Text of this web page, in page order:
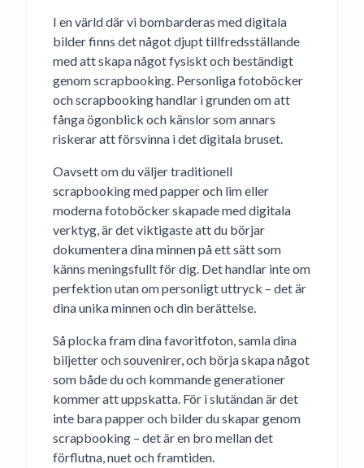
I en värld där vi bombarderas med digitala
bilder finns det något djupt tillfredsställande
med att skapa något fysiskt och beständigt
genom scrapbooking. Personliga fotoböcker
och scrapbooking handlar i grunden om att
fånga ögonblick och känslor som annars
riskerar att försvinna i det digitala bruset.
Oavsett om du väljer traditionell
scrapbooking med papper och lim eller
moderna fotoböcker skapade med digitala
verktyg, är det viktigaste att du börjar
dokumentera dina minnen på ett sätt som
känns meningsfullt för dig. Det handlar inte om
perfektion utan om personligt uttryck – det är
dina unika minnen och din berättelse.
Så plocka fram dina favoritfoton, samla dina
biljetter och souvenirer, och börja skapa något
som både du och kommande generationer
kommer att uppskatta. För i slutändan är det
inte bara papper och bilder du skapar genom
scrapbooking – det är en bro mellan det
förflutna, nuet och framtiden.